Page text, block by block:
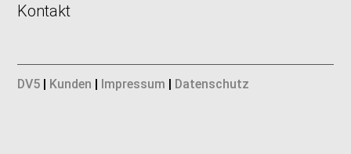
Kontakt
DV5 | Kunden | Impressum | Datenschutz